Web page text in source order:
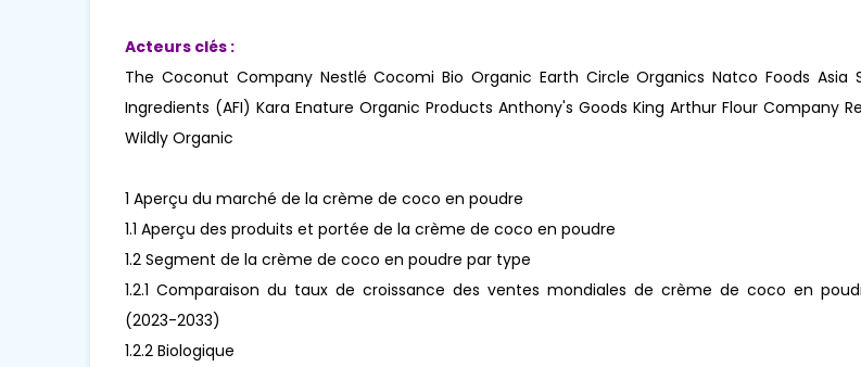
Acteurs clés :
The Coconut Company Nestlé Cocomi Bio Organic Earth Circle Organics Natco Foods Asia
Ingredients (AFI) Kara Enature Organic Products Anthony's Goods King Arthur Flour Company
Wildly Organic
1 Aperçu du marché de la crème de coco en poudre
1.1 Aperçu des produits et portée de la crème de coco en poudre
1.2 Segment de la crème de coco en poudre par type
1.2.1 Comparaison du taux de croissance des ventes mondiales de crème de coco en
(2023-2033)
1.2.2 Biologique